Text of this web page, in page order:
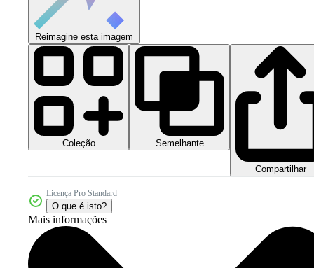
Reimagine esta imagem
Coleção Semelhante
Compartilhar
Licença Pro Standard
O que é isto?
Mais informações